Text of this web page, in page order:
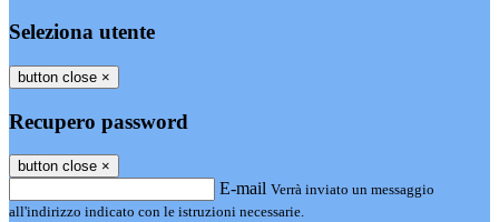
Seleziona utente
button close ×
Recupero password
button close ×
E-mail Verrà inviato un messaggio
all'indirizzo indicato con le istruzioni necessarie.